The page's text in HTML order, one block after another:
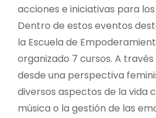
acciones e iniciativas para
Dentro de estos eventos
la Escuela de
organizado 7 cursos. A
desde una perspectiva
diversos aspectos de la vida
música o la gestión de las